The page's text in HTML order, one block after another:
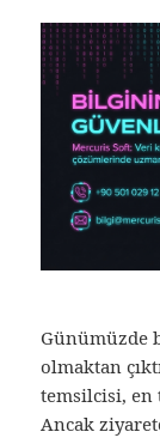
Günümüzde
olmaktan
temsilcisi, en
Ancak